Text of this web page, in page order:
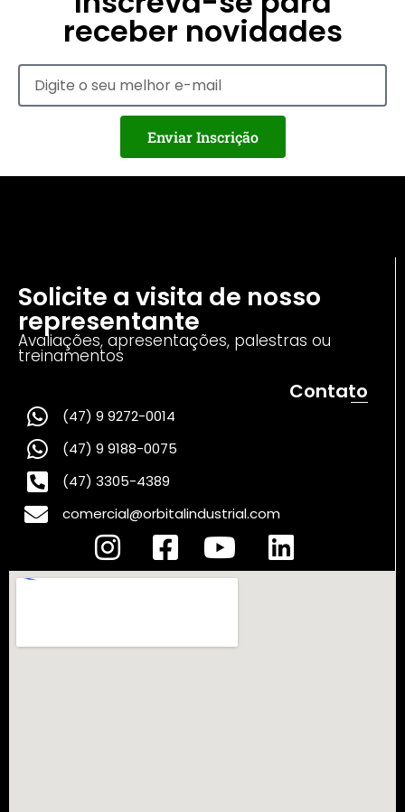
receber novidades
Enviar Inscrição
Solicite a visita de nosso
representante
Avaliações, apresentações, palestras ou
treinamentos
Contato
(47) 9 9272-0014
(47) 9 9188-0075
(47) 3305-4389
comercial@orbitalindustrial.com